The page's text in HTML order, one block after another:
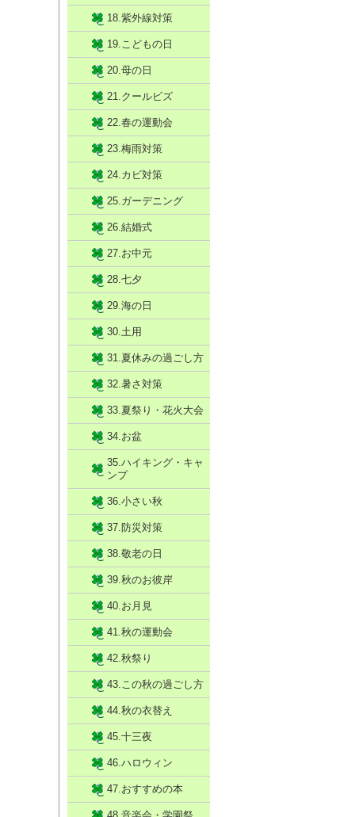
18.紫外線対策
19.こどもの日
20.母の日
21.クールビズ
22.春の運動会
23.梅雨対策
24.カビ対策
25.ガーデニング
26.結婚式
27.お中元
28.七夕
29.海の日
30.土用
31.夏休みの過ごし方
32.暑さ対策
33.夏祭り・花火大会
34.お盆
35.ハイキング・キャ
ンプ
36.小さい秋
37.防災対策
38.敬老の日
39.秋のお彼岸
40.お月見
41.秋の運動会
42.秋祭り
43.この秋の過ごし方
44.秋の衣替え
45.十三夜
46.ハロウィン
47.おすすめの本
48.音楽会・学園祭